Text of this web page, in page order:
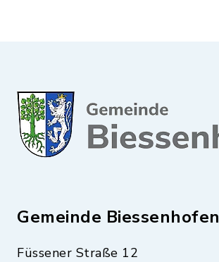
Gemeinde Biessenhofen
Füssener Straße 12